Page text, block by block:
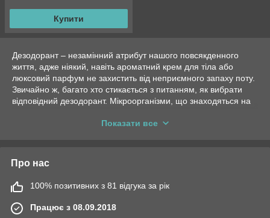
Купити
Дезодорант – незамінний атрибут нашого повсякденного
життя, адже ніякий, навіть ароматний крем для тіла або
люксовий парфум не захистить від неприємного запаху поту.
Звичайно ж, багато хто стикається з питанням, як вибрати
відповідний дезодорант. Мікроорганізми, що знаходяться на
неприємні запахи. Використовувати якісний антиперспірант
Як вибрати дезодорант: важливі поради
революційні формули, які допомагають не лише боротися з
дезодоранти зберігають водний баланс та природний pH.
Показати все
Про нас
100% позитивних з 81 відгука за рік
Працює з 08.09.2018